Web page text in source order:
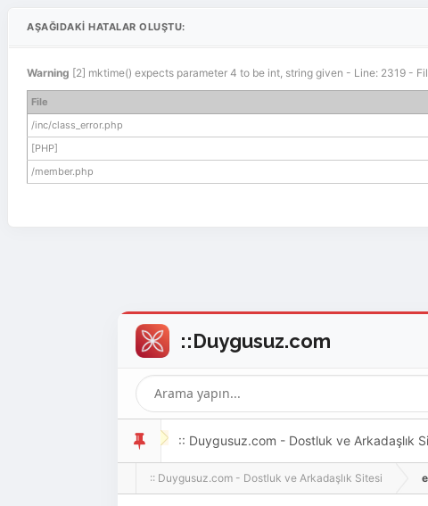
AŞAĞIDAKI HATALAR OLUŞTU:
Warning [2] mktime() expects parameter 4 to be int, string given - Line: 2319 -
File
/inc/class_error.php
[PHP]
/member.php
:: Duygusuz.com - Dostluk ve Arkadaşlık
oldukça kolay ve zahmetsizdir.
:: Duygusuz.com - Dostluk ve Arkadaşlık Sitesi